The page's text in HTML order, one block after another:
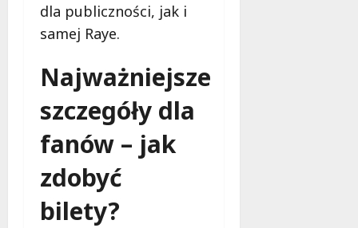
dla publiczności, jak i
samej Raye.
Najważniejsze
szczegóły dla
fanów – jak
zdobyć
bilety?